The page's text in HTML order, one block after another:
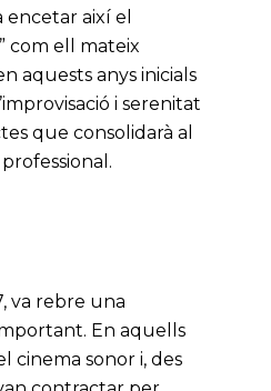
encetar així el
com ell mateix
aquests anys inicials
i serenitat
que consolidarà al
va rebre una
En aquells
cinema sonor i, des